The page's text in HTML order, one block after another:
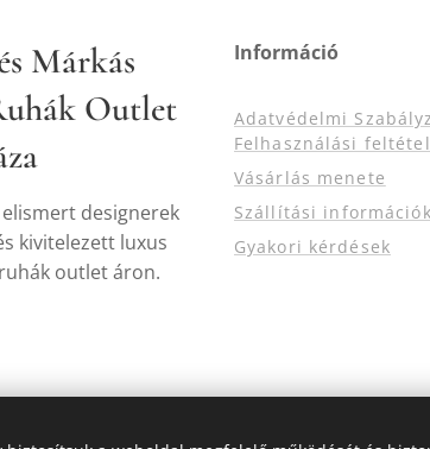
Márkás
Outlet
designerek
kivitelezett luxus
outlet áron.
Információ
Adatvédelmi
Felhasználási
Vásárlás menete
Szállítási információk
Gyakori kérdések